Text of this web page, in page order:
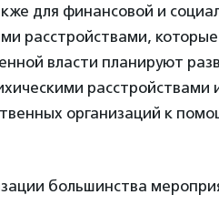
для финансовой и
расстройствами,
власти планируют
расстройствами
организаций к
большинства